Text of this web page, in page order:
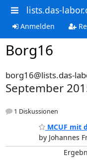
lists.das-
Anmelden
Borg16
borg16@lists.das-
September
1 Diskussionen
MCUF mit
by Johannes